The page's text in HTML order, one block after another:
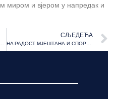
миром и вјером у напредак и
Скупштинска већина и СНСД опструишу рјешавање многих важних питања
СЉЕДЕЋА
НA РАДОСТ МЈЕШТАНА И СПОРТИСТА Кочићев вијенац добио модерне спортске терене